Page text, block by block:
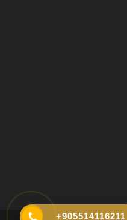
+905514116211